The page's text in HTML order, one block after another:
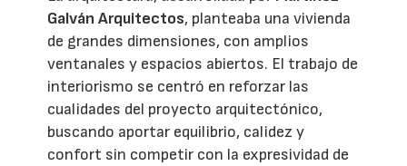
Galván Arquitectos, planteaba una vivienda
de grandes dimensiones, con amplios
ventanales y espacios abiertos. El trabajo de
interiorismo se centró en reforzar las
cualidades del proyecto arquitectónico,
buscando aportar equilibrio, calidez y
confort sin competir con la expresividad de